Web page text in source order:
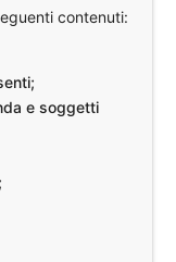
contenuti:
e soggetti